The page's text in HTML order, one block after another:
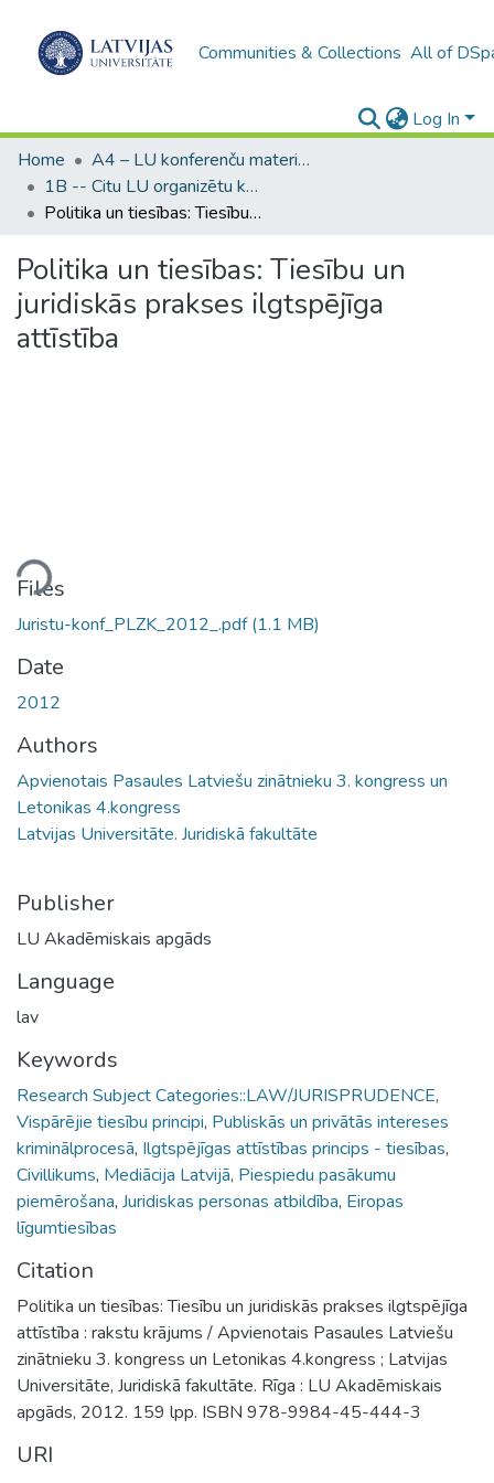
Communities & Collections All of
Log In
Home
A4 – LU konferenču materiāli / Conference papers of the UL
1B -- Citu LU organizētu konferenču materiāli (LU) / Materials from other conferences organized by the UL
Politika un tiesības: Tiesību un juridiskās prakses ilgtspējīga attīstība
Politika un tiesības: Tiesību un
juridiskās prakses ilgtspējīga
attīstība
Files
Juristu-konf_PLZK_2012_.pdf(1.1 MB)
Date
2012
Authors
Apvienotais Pasaules Latviešu zinātnieku 3. kongress un
Letonikas 4.kongress
Latvijas Universitāte. Juridiskā fakultāte
Publisher
LU Akadēmiskais apgāds
Language
lav
Keywords
Research Subject Categories::LAW/JURISPRUDENCE,
Vispārējie tiesību principi, Publiskās un privātās intereses
kriminālprocesā, Ilgtspējīgas attīstības princips - tiesības,
Civillikums, Mediācija Latvijā, Piespiedu pasākumu
piemērošana, Juridiskas personas atbildība, Eiropas
līgumtiesības
Citation
Politika un tiesības: Tiesību un juridiskās prakses ilgtspējīga
attīstība : rakstu krājums / Apvienotais Pasaules Latviešu
zinātnieku 3. kongress un Letonikas 4.kongress ; Latvijas
Universitāte, Juridiskā fakultāte. Rīga : LU Akadēmiskais
apgāds, 2012. 159 lpp. ISBN 978-9984-45-444-3
URI